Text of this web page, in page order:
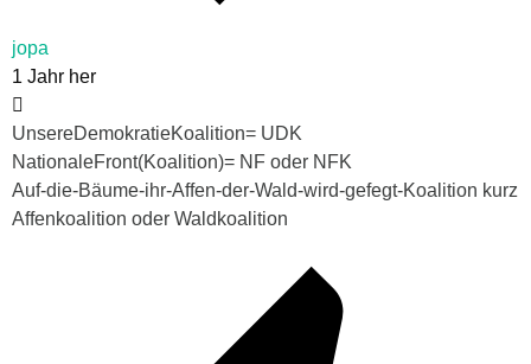
jopa
1 Jahr her
UnsereDemokratieKoalition= UDK
NationaleFront(Koalition)= NF oder NFK
Auf-die-Bäume-ihr-Affen-der-Wald-wird-gefegt-Koalition kurz
Affenkoalition oder Waldkoalition